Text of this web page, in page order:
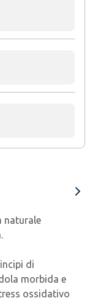
naturale
di
morbida e
ossidativo